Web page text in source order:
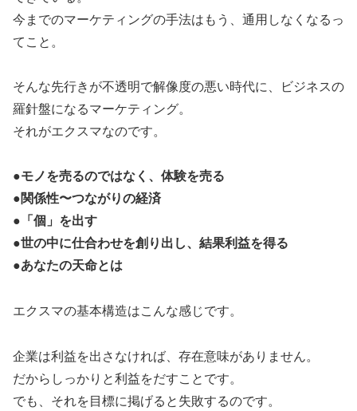
今までのマーケティングの手法はもう、通用しなくなるっ
てこと。
そんな先行きが不透明で解像度の悪い時代に、ビジネスの
羅針盤になるマーケティング。
それがエクスマなのです。
●モノを売るのではなく、体験を売る
●関係性〜つながりの経済
●「個」を出す
●世の中に仕合わせを創り出し、結果利益を得る
●あなたの天命とは
エクスマの基本構造はこんな感じです。
企業は利益を出さなければ、存在意味がありません。
だからしっかりと利益をだすことです。
でも、それを目標に掲げると失敗するのです。